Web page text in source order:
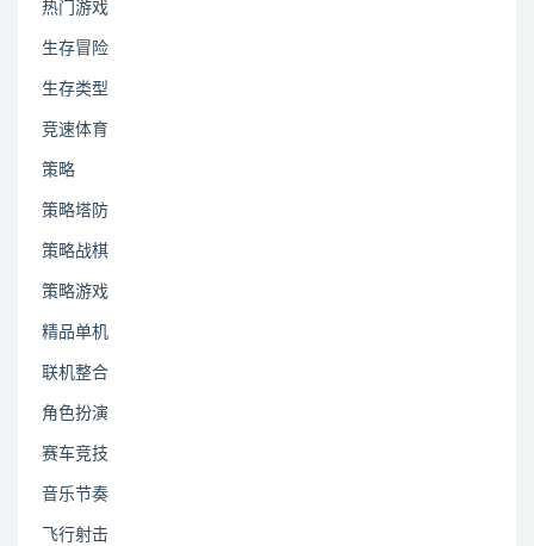
热门游戏
生存冒险
生存类型
竞速体育
策略
策略塔防
策略战棋
策略游戏
精品单机
联机整合
角色扮演
赛车竞技
音乐节奏
飞行射击